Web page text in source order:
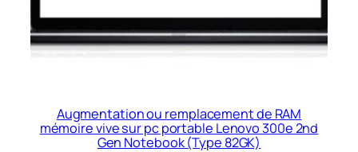
Augmentation ou remplacement de RAM
mémoire vive sur pc portable Lenovo 300e 2nd
Gen Notebook (Type 82GK)